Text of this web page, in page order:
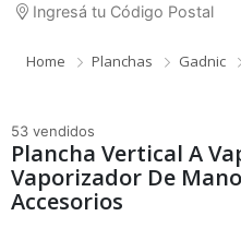
Ingresá tu Código Postal
Home Planchas Gadnic
53 vendidos
Plancha Vertical A
Vaporizador De
Accesorios